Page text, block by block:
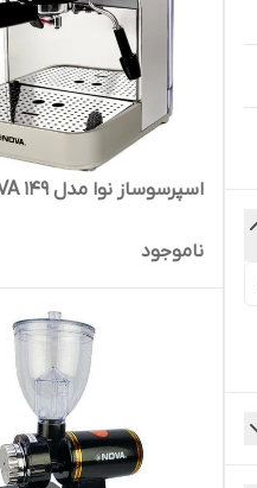
اسپرسوساز نوا مدل NOVA 149
ناموجود